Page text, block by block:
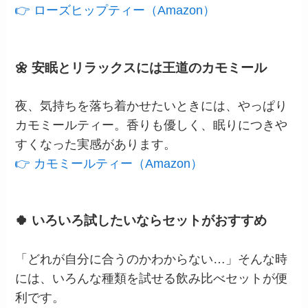
👉 ローズヒップティー（Amazon）
🌼 安眠とリラックスには王道のカモミール
夜、気持ちを落ち着かせたいときには、やっぱり
カモミールティー。香りも優しく、眠りにつきや
すくなった実感があります。
👉 カモミールティー（Amazon）
🍀 いろいろ試したいならセットがおすすめ
「どれが自分に合うのかわからない…」そんな時
には、いろんな種類を試せる飲み比べセットが便
利です。